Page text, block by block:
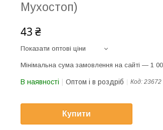
Мухостоп)
43 ₴
Показати оптові ціни
Мінімальна сума замовлення на сайті — 1
В наявності Оптом і в роздріб Код: 23672
Купити